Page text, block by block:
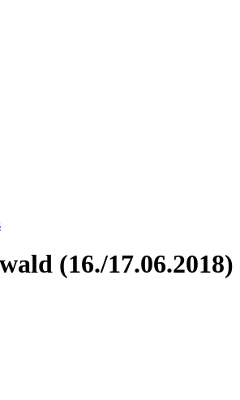
(16./17.06.2018)